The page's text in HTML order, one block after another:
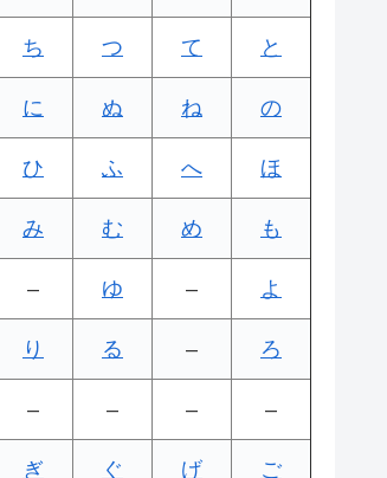
ち つ て と
に ぬ ね の
ひ ふ へ ほ
み む め も
– ゆ – よ
り る – ろ
– – – –
ぎ ぐ げ ご